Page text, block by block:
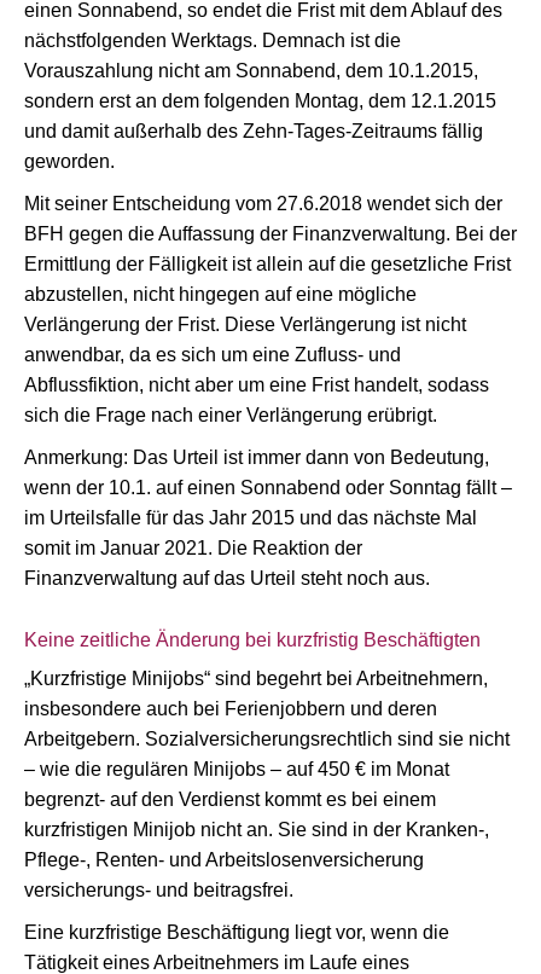
einen Sonnabend, so endet die Frist mit dem Ablauf des
nächstfolgenden Werktags. Demnach ist die
Vorauszahlung nicht am Sonnabend, dem 10.1.2015,
sondern erst an dem folgenden Montag, dem 12.1.2015
und damit außerhalb des Zehn-Tages-Zeitraums fällig
geworden.
Mit seiner Entscheidung vom 27.6.2018 wendet sich der
BFH gegen die Auffassung der Finanzverwaltung. Bei der
Ermittlung der Fälligkeit ist allein auf die gesetzliche Frist
abzustellen, nicht hingegen auf eine mögliche
Verlängerung der Frist. Diese Verlängerung ist nicht
anwendbar, da es sich um eine Zufluss- und
Abflussfiktion, nicht aber um eine Frist handelt, sodass
sich die Frage nach einer Verlängerung erübrigt.
Anmerkung: Das Urteil ist immer dann von Bedeutung,
wenn der 10.1. auf einen Sonnabend oder Sonntag fällt –
im Urteilsfalle für das Jahr 2015 und das nächste Mal
somit im Januar 2021. Die Reaktion der
Finanzverwaltung auf das Urteil steht noch aus.
Keine zeitliche Änderung bei kurzfristig Beschäftigten
„Kurzfristige Minijobs“ sind begehrt bei Arbeitnehmern,
insbesondere auch bei Ferienjobbern und deren
Arbeitgebern. Sozialversicherungsrechtlich sind sie nicht
– wie die regulären Minijobs – auf 450 € im Monat
begrenzt- auf den Verdienst kommt es bei einem
kurzfristigen Minijob nicht an. Sie sind in der Kranken-,
Pflege-, Renten- und Arbeitslosenversicherung
versicherungs- und beitragsfrei.
Eine kurzfristige Beschäftigung liegt vor, wenn die
Tätigkeit eines Arbeitnehmers im Laufe eines